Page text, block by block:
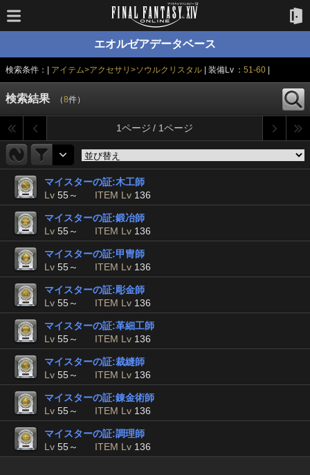
エオルゼアデータベース
検索条件：| アイテム>アクセサリ>ソウルクリスタル | 装備Lv ：51-60
検索結果 （8件）
1ページ / 1ページ
マイスターの証:木工師
Lv 55～ ITEM Lv 136
マイスターの証:鍛冶師
Lv 55～ ITEM Lv 136
マイスターの証:甲冑師
Lv 55～ ITEM Lv 136
マイスターの証:彫金師
Lv 55～ ITEM Lv 136
マイスターの証:革細工師
Lv 55～ ITEM Lv 136
マイスターの証:裁縫師
Lv 55～ ITEM Lv 136
マイスターの証:錬金術師
Lv 55～ ITEM Lv 136
マイスターの証:調理師
Lv 55～ ITEM Lv 136